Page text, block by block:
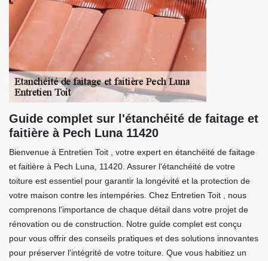
Guide complet sur l'étanchéité de faitage et
faitière à Pech Luna 11420
Bienvenue à Entretien Toit , votre expert en étanchéité de faitage
et faitière à Pech Luna, 11420. Assurer l'étanchéité de votre
toiture est essentiel pour garantir la longévité et la protection de
votre maison contre les intempéries. Chez Entretien Toit , nous
comprenons l'importance de chaque détail dans votre projet de
rénovation ou de construction. Notre guide complet est conçu
pour vous offrir des conseils pratiques et des solutions innovantes
pour préserver l'intégrité de votre toiture. Que vous habitiez un